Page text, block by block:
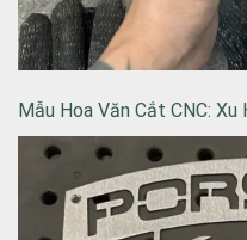
Mẫu Hoa Văn Cắt CNC: